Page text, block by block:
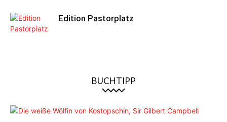
Edition Pastorplatz
BUCHTIPP